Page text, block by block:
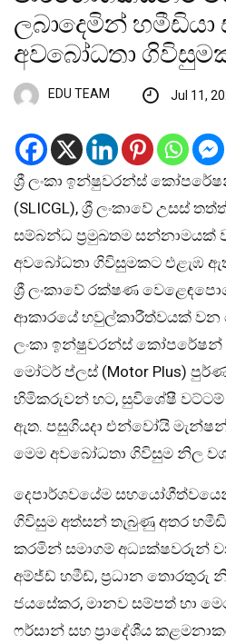
ලබාදෙමින්
අවබෝධතා
EDU TEAM Jul 11,
ශ්‍රී ලංකා ඉන්ෂුවරන්ස්
(SLICGL), ශ්‍රී ලංකාවේ උසස්
සම්බන්ධ ප්‍රමුඛතම සන්නාමයක්
අවබෝධතා ගිවිසුමකට එළැඹ
ශ්‍රී ලංකාවේ රක්ෂණ
ආකාරයේ හවුල්කාරීත්වයක් වන
ලංකා ඉන්ෂුවරන්ස්
මෝටර් ප්ලස් (Motor Plus)
හිමිකරුවන් හට, සුවිශේෂී වට්ටම්
ඇත. පසුගියදා එන්වෝයි මැන්ෂන්
මෙම අවබෝධතා ගිවිසුම නිල
දෙපාර්ශවයේම
ගිවිසුම අත්සන් තැබුණු අතර
කරමින් සමාගම් අධ්‍යක්ෂවරුන්
අම්ජ්ඩ් හමීඩ්, ප්‍රධාන තොරතුරු
ජයසේකර, මානව සම්පත් හා
ෆර්සාන් සහ ප්‍රාදේශීය